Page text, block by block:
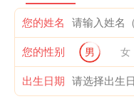
您的姓名
您的性别 男 女
出生日期